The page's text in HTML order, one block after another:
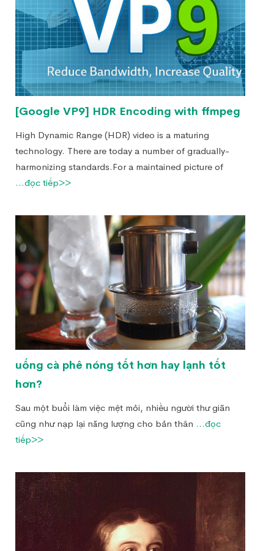
[Google VP9] HDR Encoding with ffmpeg
High Dynamic Range (HDR) video is a maturing
technology. There are today a number of gradually-
harmonizing standards.For a maintained picture of
...đọc tiếp>>
uống cà phê nóng tốt hơn hay lạnh tốt
hơn?
Sau một buổi làm việc mệt mỏi, nhiều người thư giãn
cũng như nạp lại năng lượng cho bản thân ...đọc
tiếp>>